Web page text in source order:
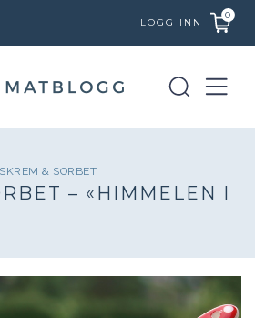
LOGG INN
0
& SORBET
– «HIMMELEN I